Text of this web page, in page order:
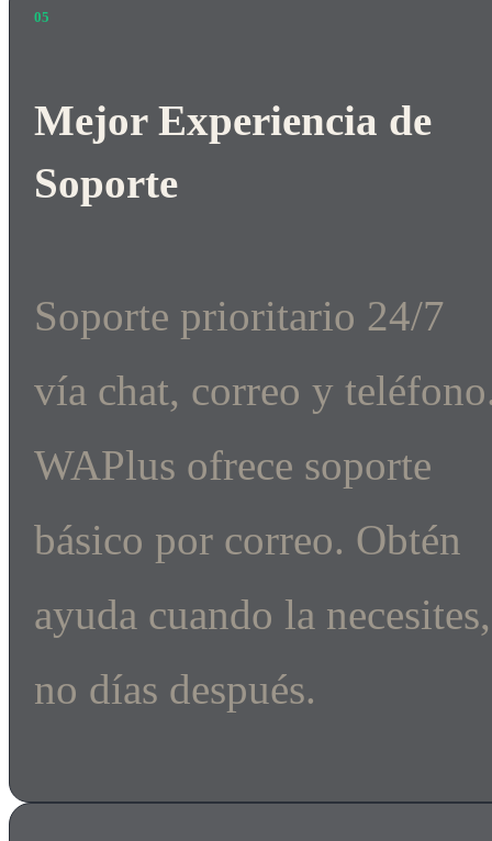
05
Mejor Experiencia de
Soporte
Soporte prioritario 24/7
vía chat, correo y
WAPlus ofrece soporte
básico por correo. Obtén
ayuda cuando la necesites,
no días después.